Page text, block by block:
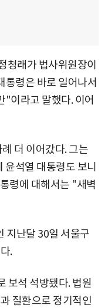
청래가 법사위원장이
통령은 바로 일어나서
"이라고 말했다. 이어
더 이어갔다. 그는
석열 대통령도 보니
령에 대해서는 "새벽
지난달 30일 서울구
.
보석 석방됐다. 법원
질환으로 정기적인